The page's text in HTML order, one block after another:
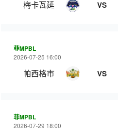
梅卡瓦延 VS
菲MPBL
2026-07-25 16:00
帕西格市 VS
菲MPBL
2026-07-29 18:00